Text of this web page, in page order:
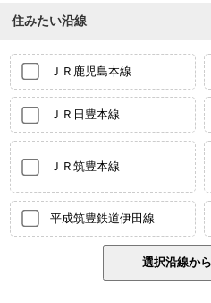
住みたい沿線
ＪＲ鹿児島本線
ＪＲ日豊本線
ＪＲ筑豊本線
平成筑豊鉄道伊田線